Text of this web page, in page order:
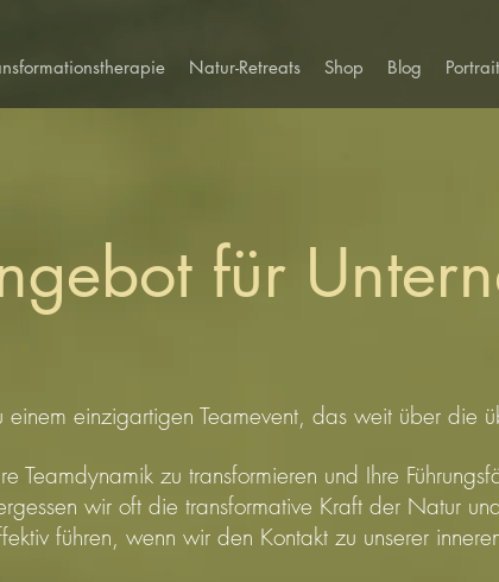
Natur-Retreats Shop Blog Portrait
für
einzigartigen Teamevent, das weit über die
Teamdynamik zu transformieren und Ihre
wir oft die transformative Kraft der Natur
führen, wenn wir den Kontakt zu unserer